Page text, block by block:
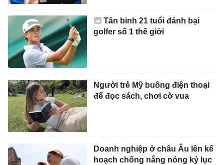
Tân binh 21 tuổi đánh bại
golfer số 1 thế giới
Người trẻ Mỹ buông điện thoại
để đọc sách, chơi cờ vua
Doanh nghiệp ở châu Âu lên kế
hoạch chống nắng nóng kỷ lục